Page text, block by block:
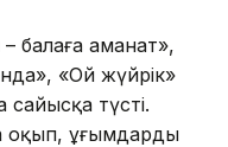
балаға аманат»,
«Ой жүйрік»
түсті.
оқып, ұғымдарды